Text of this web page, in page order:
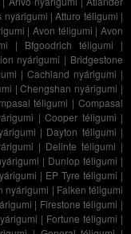
nyárigumi |Atturo téligumi |
|Avon téligumi |Avon
| Bfgoodrich téligumi |
nyárigumi | Bridgestone
| Cachland nyárigumi |
|Chengshan nyárigumi |
téligumi |Compasal
| Cooper téligumi |
| Dayton téligumi |
| Delinte téligumi |
| Dunlop téligumi |
| EP Tyre téligumi |
nyárigumi | Falken téligumi
| Firestone téligumi |
| Fortune téligumi |